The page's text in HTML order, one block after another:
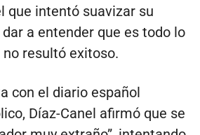
que intentó suavizar su
a entender que es todo lo
resultó exitoso.
con el diario español
Díaz-Canel afirmó que se